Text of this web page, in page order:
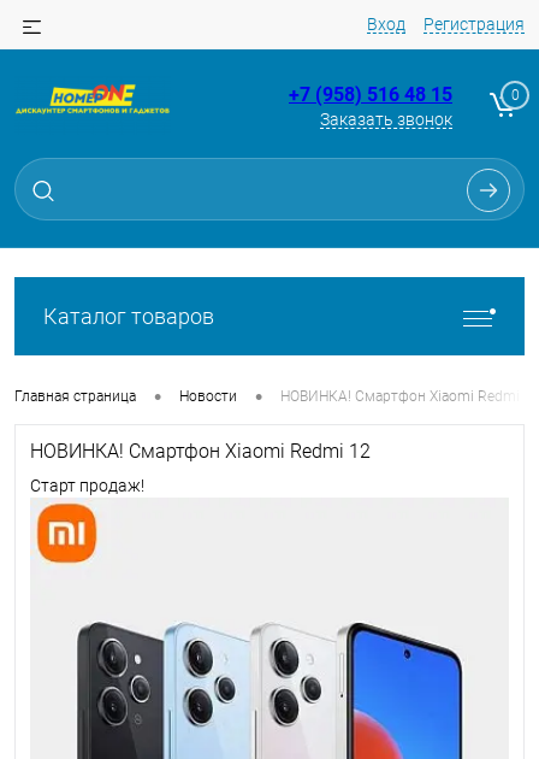
Вход Регистрация
+7 (958) 516 48 15
Заказать звонок
0
Каталог товаров
Главная страница • Новости • НОВИНКА! Cмартфон Xiaomi Redmi 12
НОВИНКА! Cмартфон Xiaomi Redmi 12
Старт продаж!